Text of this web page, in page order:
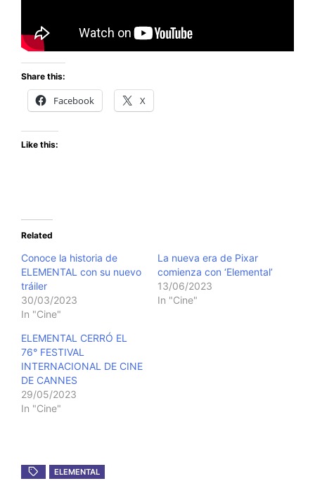
Share this:
Facebook X
Like this:
Related
Conoce la historia de
ELEMENTAL con su nuevo
tráiler
30/03/2023
In "Cine"
La nueva era de Pixar
comienza con ‘Elemental’
13/06/2023
In "Cine"
ELEMENTAL CERRÓ EL
76° FESTIVAL
INTERNACIONAL DE CINE
DE CANNES
29/05/2023
In "Cine"
ELEMENTAL